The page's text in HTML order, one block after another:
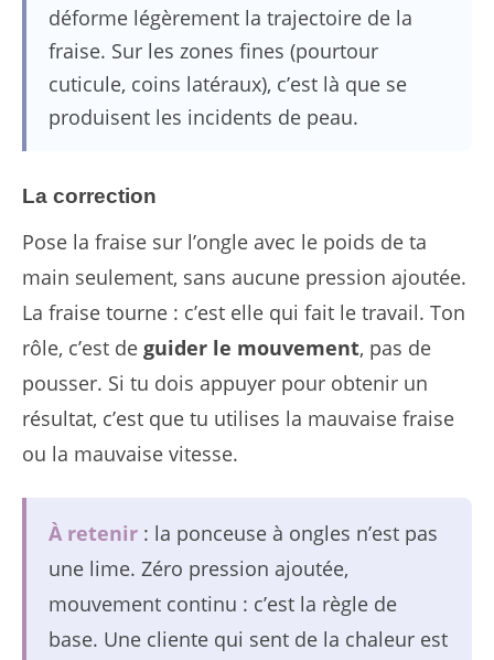
déforme légèrement la trajectoire de la
fraise. Sur les zones fines (pourtour
cuticule, coins latéraux), c’est là que se
produisent les incidents de peau.
La correction
Pose la fraise sur l’ongle avec le poids de ta
main seulement, sans aucune pression ajoutée.
La fraise tourne : c’est elle qui fait le travail. Ton
rôle, c’est de guider le mouvement, pas de
pousser. Si tu dois appuyer pour obtenir un
résultat, c’est que tu utilises la mauvaise fraise
ou la mauvaise vitesse.
À retenir : la ponceuse à ongles n’est pas
une lime. Zéro pression ajoutée,
mouvement continu : c’est la règle de
base. Une cliente qui sent de la chaleur est